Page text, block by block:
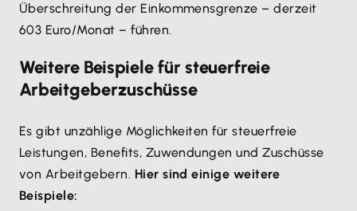
Überschreitung der Einkommensgrenze – derzeit
603 Euro/Monat – führen.
Weitere Beispiele für steuerfreie
Arbeitgeberzuschüsse
Es gibt unzählige Möglichkeiten für steuerfreie
Leistungen, Benefits, Zuwendungen und Zuschüsse
von Arbeitgebern. Hier sind einige weitere
Beispiele: